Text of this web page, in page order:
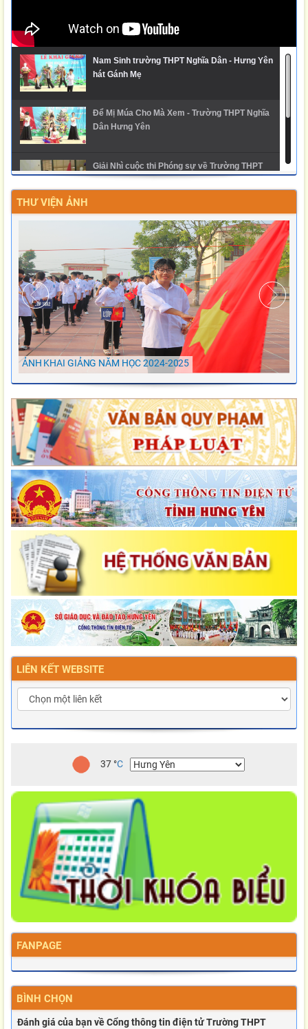
Nam Sinh trường THPT Nghĩa Dân - Hưng Yên
hát Gánh Mẹ
Để Mị Múa Cho Mà Xem - Trường THPT Nghĩa
Dân Hưng Yên
Giải Nhì cuộc thi Phóng sự về Trường THPT
Nghĩa Dân
Ngày hội trải nghiệm STEM 2025 - THPT Nghĩa
THƯ VIỆN ẢNH
ẢNH KHAI GIẢNG NĂM HỌC 2024-2025
LIÊN KẾT WEBSITE
37°C
FANPAGE
BÌNH CHỌN
Đánh giá của bạn về Cổng thông tin điện tử Trường THPT